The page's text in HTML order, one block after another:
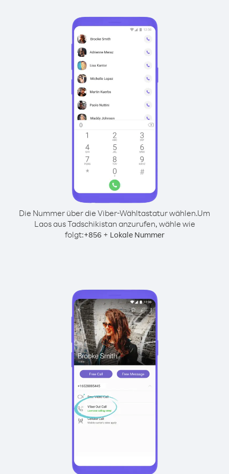
Die Nummer über die Viber-Wähltastatur wählen.Um
Laos aus Tadschikistan anzurufen, wähle wie
folgt:+856 + Lokale Nummer